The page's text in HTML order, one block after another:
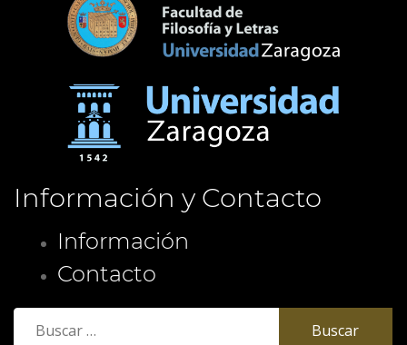
Información y Contacto
Información
Contacto
Buscar: